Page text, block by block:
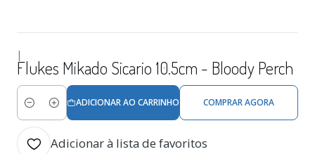
|
Flukes Mikado Sicario 10.5cm - Bloody Perch
Quantidade
ADICIONAR AO CARRINHO COMPRAR AGORA
Adicionar à lista de favoritos